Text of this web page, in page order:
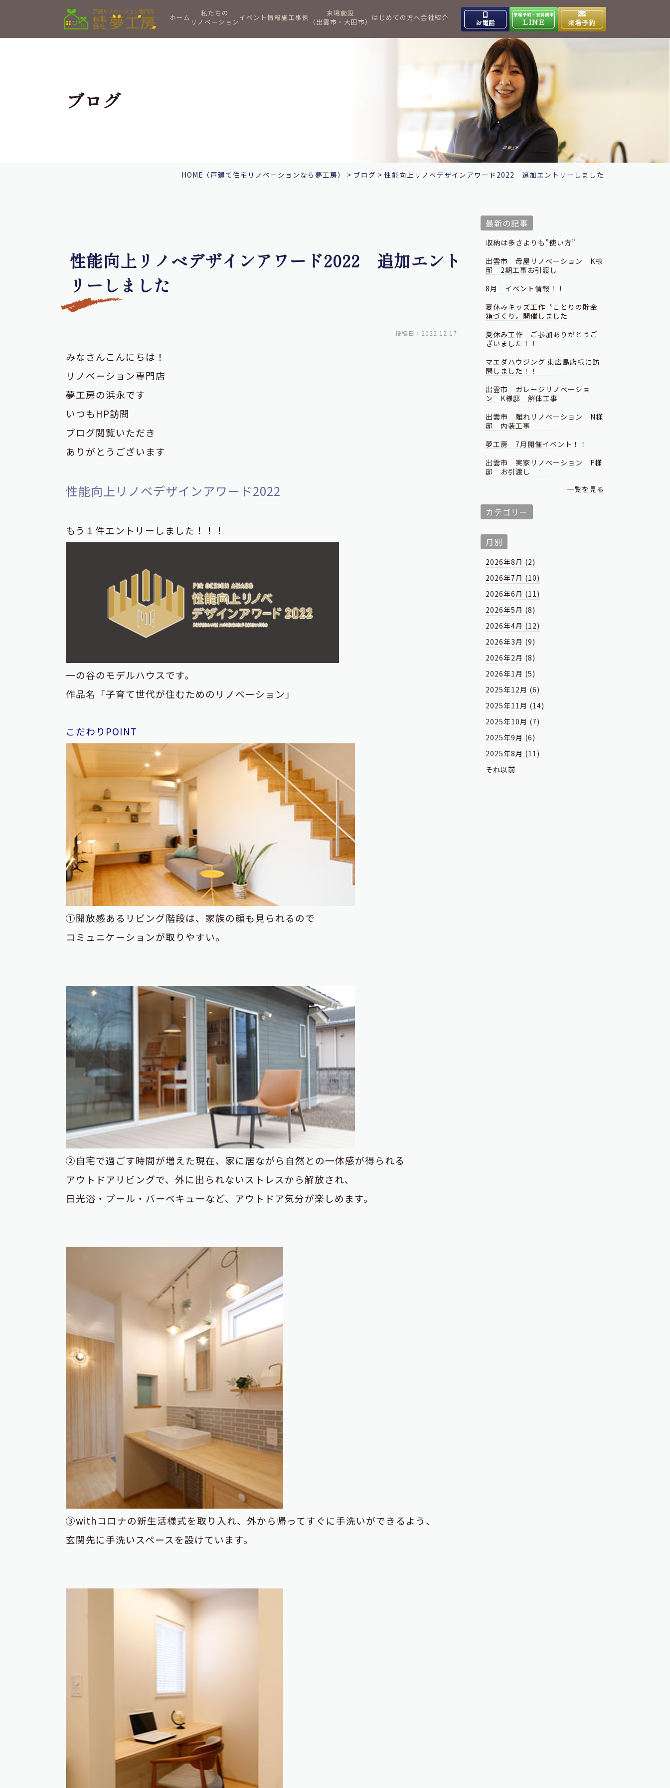
ホーム
私たちの
リノベーションイベント情報施工事例
来場施設
（出雲市・大田市） はじめての方へ会社紹介
お電話
出雲高岡体感ギャラリー
0853-31-4133
9:00～17:00
水曜日
大田ショールーム
0854-86-8640
9:00～17:00
定休日 日曜日
来場予約・資料請求
LINE 来場予約
ブログ
HOME （戸建て住宅リノベーションなら夢工房） > ブログ > 性能向上リノベデザインアワード2022 追加エントリーしました
性能向上リノベデザインアワード2022 追加エント
リーしました
投稿日：2022.12.17
みなさんこんにちは！
リノベーション専門店
夢工房の浜永です
いつもHP訪問
ブログ閲覧いただき
ありがとうございます
性能向上リノベデザインアワード2022
もう１件エントリーしました！！！
一の谷のモデルハウスです。
作品名「子育て世代が住むためのリノベーション」
こだわりPOINT
①開放感あるリビング階段は、家族の顔も見られるので
コミュニケーションが取りやすい。
②自宅で過ごす時間が増えた現在、家に居ながら自然との一体感が得られる
アウトドアリビングで、外に出られないストレスから解放され、
日光浴・プール・バーベキューなど、アウトドア気分が楽しめます。
③withコロナの新生活様式を取り入れ、外から帰ってすぐに手洗いができるよう、
玄関先に手洗いスペースを設けています。
最新の記事
収納は多さよりも”使い方”
出雲市 母屋リノベーション K様
邸 2期工事お引渡し
8月 イベント情報！！
夏休みキッズ工作〝ことりの貯金
箱づくり〟開催しました
夏休み工作 ご参加ありがとうご
ざいました！！
マエダハウジング 東広島店様に訪
問しました！！
出雲市 ガレージリノベーショ
ン K様邸 解体工事
出雲市 離れリノベーション N様
邸 内装工事
夢工房 7月開催イベント！！
出雲市 実家リノベーション F様
邸 お引渡し
一覧を見る
カテゴリー
月別
2026年8月 (2)
2026年7月 (10)
2026年6月 (11)
2026年5月 (8)
2026年4月 (12)
2026年3月 (9)
2026年2月 (8)
2026年1月 (5)
2025年12月 (6)
2025年11月 (14)
2025年10月 (7)
2025年9月 (6)
2025年8月 (11)
それ以前